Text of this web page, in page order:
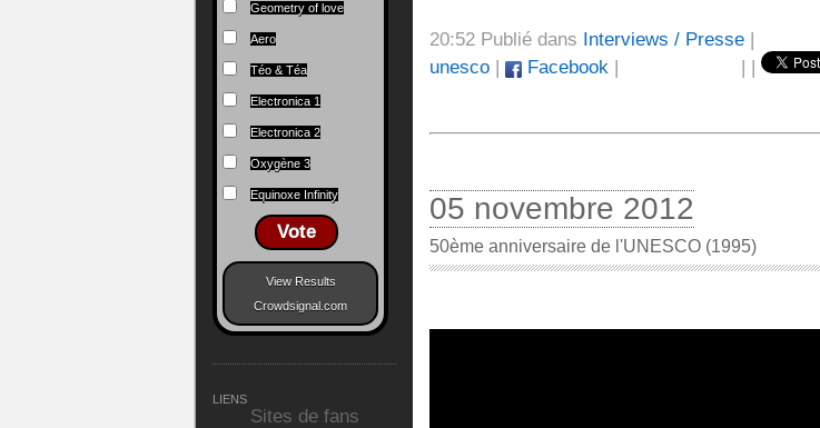
Geometry of love
Aero
Téo & Téa
Electronica 1
Electronica 2
Oxygène 3
Equinoxe Infinity
Vote
View Results
Crowdsignal.com
LIENS
Sites de fans
20:52 Publié dans Interviews / Presse |
unesco | Facebook | | |
05 novembre 2012
50ème anniversaire de l'UNESCO (1995)